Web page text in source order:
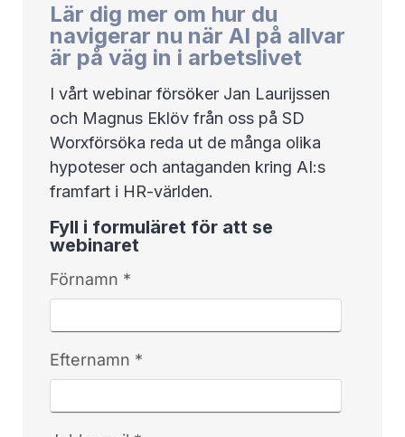
Lär dig mer om hur du
navigerar nu när AI på allvar
är på väg in i arbetslivet
I vårt webinar försöker Jan Laurijssen
och Magnus Eklöv från oss på SD
Worxförsöka reda ut de många olika
hypoteser och antaganden kring AI:s
framfart i HR-världen.
Fyll i formuläret för att se
webinaret